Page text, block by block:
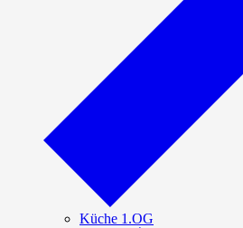
Küche 1.OG